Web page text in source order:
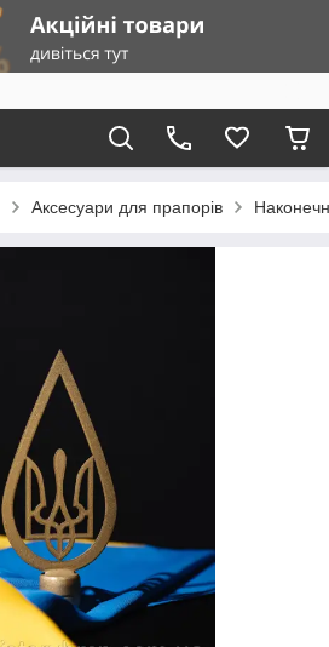
Аксесуари для прапорів